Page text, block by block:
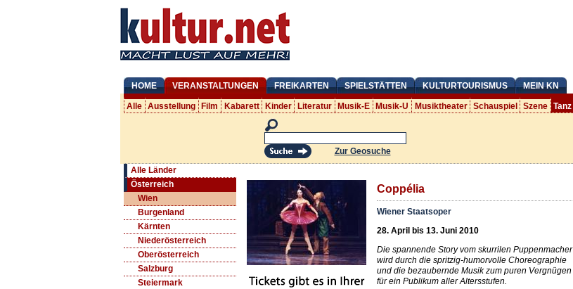
HOME VERANSTALTUNGEN FREIKARTEN SPIELSTÄTTEN KULTURTOURISMUS MEIN KN
Alle Ausstellung Film Kabarett Kinder Literatur Musik-E Musik-U Musiktheater Schauspiel Szene Tanz
Zur Geosuche
Alle Länder
Österreich
Wien
Burgenland
Kärnten
Niederösterreich
Oberösterreich
Salzburg
Steiermark
Coppélia
Wiener Staatsoper
28. April bis 13. Juni 2010
Die spannende Story vom skurrilen Puppenmacher
wird durch die spritzig-humorvolle Choreographie
und die bezaubernde Musik zum puren Vergnügen
für ein Publikum aller Altersstufen.